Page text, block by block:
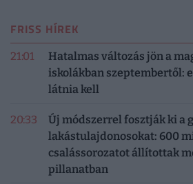
FRISS HÍREK
21:01
Hatalmas változás jön a
iskolákban szeptembertől:
látnia kell
20:33
Új módszerrel fosztják ki a
lakástulajdonosokat: 600
csalássorozatot állítottak
pillanatban